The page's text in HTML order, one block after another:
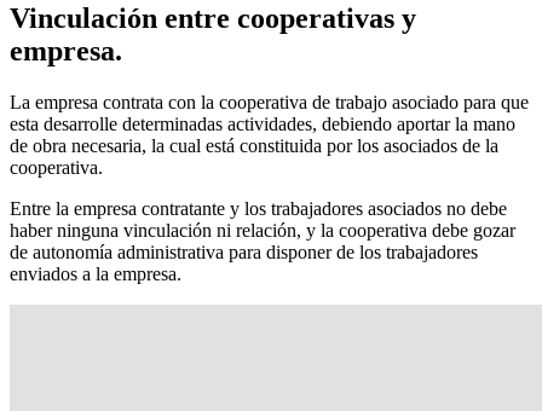
Vinculación entre cooperativas y
empresa.
La empresa contrata con la cooperativa de trabajo asociado para que
esta desarrolle determinadas actividades, debiendo aportar la mano
de obra necesaria, la cual está constituida por los asociados de la
cooperativa.
Entre la empresa contratante y los trabajadores asociados no debe
haber ninguna vinculación ni relación, y la cooperativa debe gozar
de autonomía administrativa para disponer de los trabajadores
enviados a la empresa.